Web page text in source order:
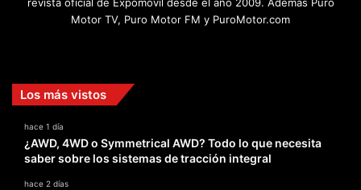
Motor TV, Puro Motor FM y PuroMotor.com
Los más vistos
hace 1 día
¿AWD, 4WD o Symmetrical AWD? Todo lo que necesita
saber sobre los sistemas de tracción integral
hace 2 días